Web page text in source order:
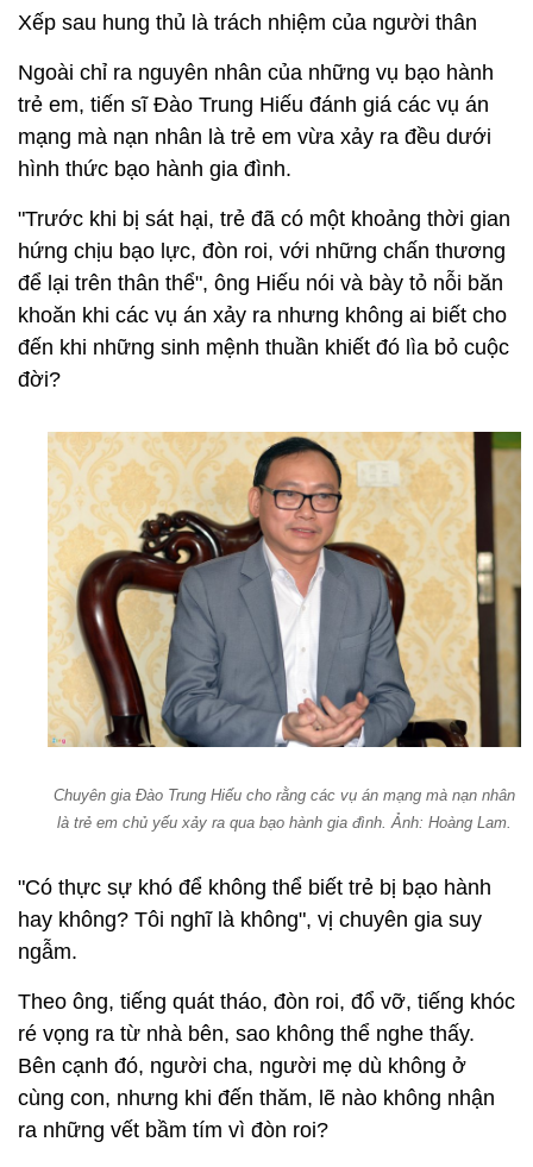
Xếp sau hung thủ là trách nhiệm của người thân
Ngoài chỉ ra nguyên nhân của những vụ bạo hành
trẻ em, tiến sĩ Đào Trung Hiếu đánh giá các vụ án
mạng mà nạn nhân là trẻ em vừa xảy ra đều dưới
hình thức bạo hành gia đình.
"Trước khi bị sát hại, trẻ đã có một khoảng thời gian
hứng chịu bạo lực, đòn roi, với những chấn thương
để lại trên thân thể", ông Hiếu nói và bày tỏ nỗi băn
khoăn khi các vụ án xảy ra nhưng không ai biết cho
đến khi những sinh mệnh thuần khiết đó lìa bỏ cuộc
đời?
Chuyên gia Đào Trung Hiếu cho rằng các vụ án mạng mà nạn nhân
là trẻ em chủ yếu xảy ra qua bạo hành gia đình. Ảnh: Hoàng Lam.
"Có thực sự khó để không thể biết trẻ bị bạo hành
hay không? Tôi nghĩ là không", vị chuyên gia suy
ngẫm.
Theo ông, tiếng quát tháo, đòn roi, đổ vỡ, tiếng khóc
ré vọng ra từ nhà bên, sao không thể nghe thấy.
Bên cạnh đó, người cha, người mẹ dù không ở
cùng con, nhưng khi đến thăm, lẽ nào không nhận
ra những vết bầm tím vì đòn roi?